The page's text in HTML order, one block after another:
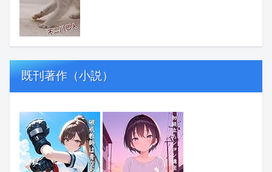
既刊著作（小説）